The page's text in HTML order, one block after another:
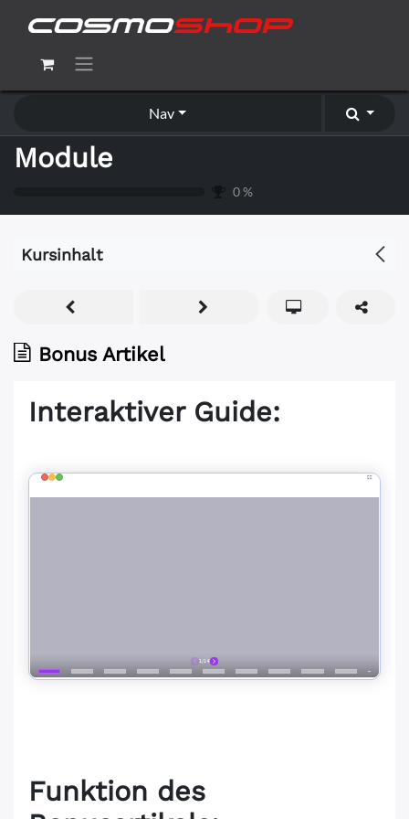
Nav
Module
0%
Kursinhalt
Bonus Artikel
Interaktiver Guide:
Funktion des